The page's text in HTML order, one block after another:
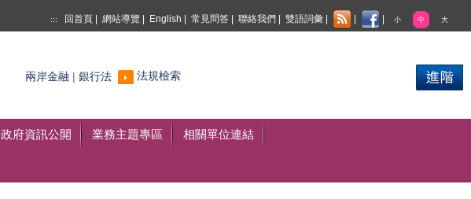
::: 回首頁 網站導覽 English 常見問答 聯絡我們 雙語詞彙 小 中 大
搜尋
兩岸金融 銀行法 法規檢索
政府資訊公開 業務主題專區 相關單位連結